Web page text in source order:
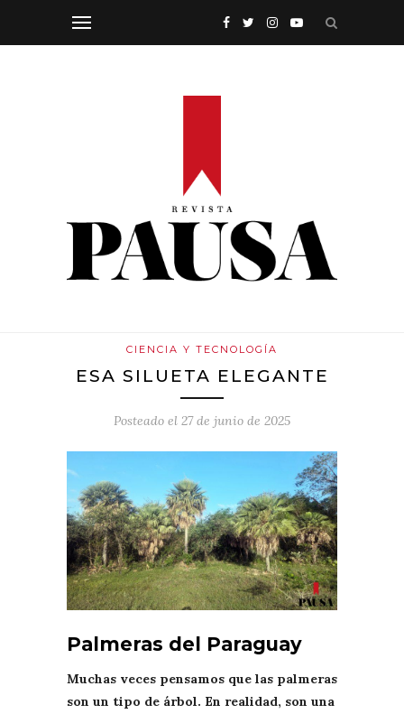
CIENCIA Y TECNOLOGÍA
ESA SILUETA ELEGANTE
Posteado el 27 de junio de 2025
Palmeras del Paraguay
Muchas veces pensamos que las palmeras
son un tipo de árbol. En realidad, son una